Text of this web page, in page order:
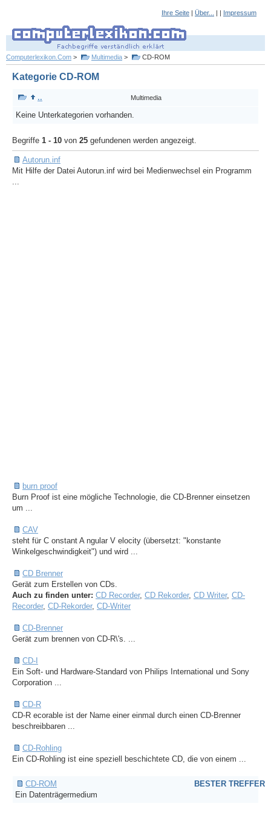
Ihre Seite | Über... | | Impressum
Computerlexikon.Com > Multimedia > CD-ROM
Kategorie CD-ROM
.. Multimedia
Keine Unterkategorien vorhanden.
Begriffe 1 - 10 von 25 gefundenen werden angezeigt.
Autorun.inf
Mit Hilfe der Datei Autorun.inf wird bei Medienwechsel ein Programm
...
burn proof
Burn Proof ist eine mögliche Technologie, die CD-Brenner einsetzen
um ...
CAV
steht für C onstant A ngular V elocity (übersetzt: "konstante
Winkelgeschwindigkeit") und wird ...
CD Brenner
Gerät zum Erstellen von CDs.
Auch zu finden unter: CD Recorder, CD Rekorder, CD Writer, CD-
Recorder, CD-Rekorder, CD-Writer
CD-Brenner
Gerät zum brennen von CD-R\'s. ...
CD-I
Ein Soft- und Hardware-Standard von Philips International und Sony
Corporation ...
CD-R
CD-R ecorable ist der Name einer einmal durch einen CD-Brenner
beschreibbaren ...
CD-Rohling
Ein CD-Rohling ist eine speziell beschichtete CD, die von einem ...
BESTER TREFFER
CD-ROM
Ein Datenträgermedium